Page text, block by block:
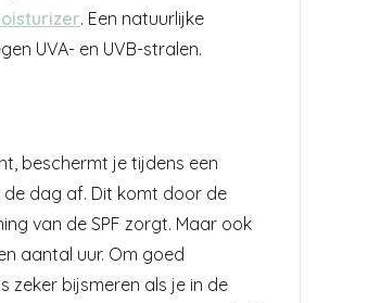
. Een natuurlijke
UVA- en UVB-stralen.
beschermt je tijdens een
de dag af. Dit komt door de
van de SPF zorgt. Maar ook
aantal uur. Om goed
zeker bijsmeren als je in de